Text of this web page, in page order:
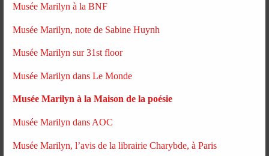
Musée Marilyn à la BNF
Musée Marilyn, note de Sabine Huynh
Musée Marilyn sur 31st floor
Musée Marilyn dans Le Monde
Musée Marilyn à la Maison de la poésie
Musée Marilyn dans AOC
Musée Marilyn, l’avis de la librairie Charybde, à Paris